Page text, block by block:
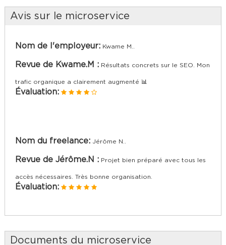
Avis sur le microservice
Nom de l'employeur: Kwame M..
Revue de Kwame.M : Résultats concrets sur le SEO. Mon
trafic organique a clairement augmenté 📊
Évaluation:
Nom du freelance: Jérôme N..
Revue de Jérôme.N : Projet bien préparé avec tous les
accès nécessaires. Très bonne organisation.
Évaluation:
Documents du microservice